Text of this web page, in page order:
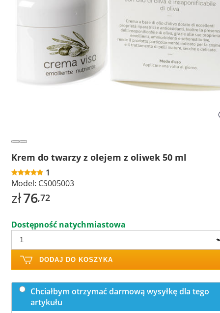
Krem do twarzy z olejem z oliwek 50 ml
1
Model: CS005003
zł76,72
Dostępność natychmiastowa
DODAJ DO KOSZYKA
Chciałbym otrzymać darmową wysyłkę dla tego
artykułu